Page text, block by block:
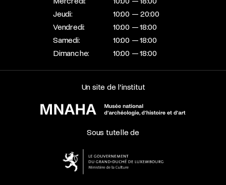
Jeudi:
10:00 — 20:00
Vendredi:
10:00 — 18:00
Samedi:
10:00 — 18:00
Dimanche:
10:00 — 18:00
Un site de l’institut
Sous tutelle de